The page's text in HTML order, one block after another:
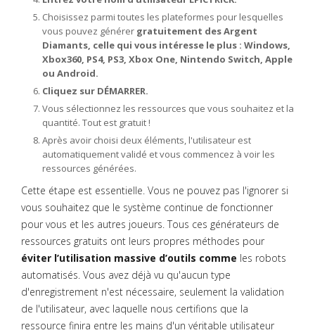
Choisissez parmi toutes les plateformes pour lesquelles
vous pouvez générer gratuitement des Argent
Diamants, celle qui vous intéresse le plus : Windows,
Xbox360, PS4, PS3, Xbox One, Nintendo Switch, Apple
ou Android.
Cliquez sur DÉMARRER.
Vous sélectionnez les ressources que vous souhaitez et la
quantité. Tout est gratuit !
Après avoir choisi deux éléments, l'utilisateur est
automatiquement validé et vous commencez à voir les
ressources générées.
Cette étape est essentielle. Vous ne pouvez pas l'ignorer si
vous souhaitez que le système continue de fonctionner
pour vous et les autres joueurs. Tous ces générateurs de
ressources gratuits ont leurs propres méthodes pour
éviter l’utilisation massive d’outils comme les robots
automatisés. Vous avez déjà vu qu'aucun type
d'enregistrement n'est nécessaire, seulement la validation
de l'utilisateur, avec laquelle nous certifions que la
ressource finira entre les mains d'un véritable utilisateur